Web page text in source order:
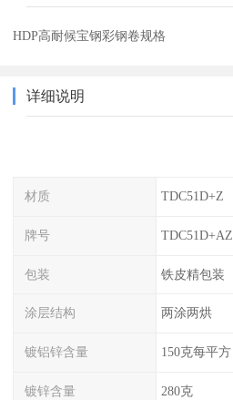
HDP高耐候宝钢彩钢卷规格
详细说明
材质 TDC51D+Z
牌号 TDC51D+AZ
包装 铁皮精包装
涂层结构 两涂两烘
镀铝锌含量 150克每平方
镀锌含量 280克